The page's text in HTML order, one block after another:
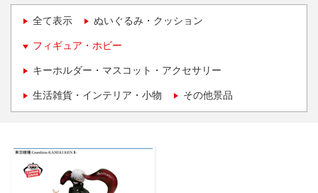
全て表示 ぬいぐるみ・クッション
フィギュア・ホビー
キーホルダー・マスコット・アクセサリー
生活雑貨・インテリア・小物 その他景品